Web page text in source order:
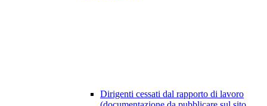
Dirigenti cessati dal rapporto di lavoro